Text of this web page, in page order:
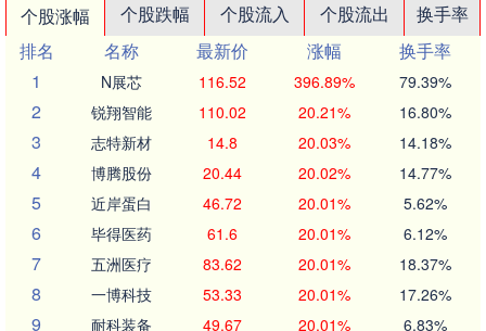
个股涨幅 个股跌幅 个股流入 个股流出
换手率
排名
名称 最新价 涨幅
换手率
1
N展芯 116.52 396.89% 79.39%
2 锐翔智能 110.02 20.21% 16.80%
3 志特新材 14.8 20.03% 14.18%
4 博腾股份 20.44 20.02% 14.77%
5 近岸蛋白 46.72 20.01% 5.62%
6 毕得医药 61.6 20.01% 6.12%
7 五洲医疗 83.62 20.01% 18.37%
8 一博科技 53.33 20.01% 17.26%
9 耐科装备 49.67 20.01% 6.83%